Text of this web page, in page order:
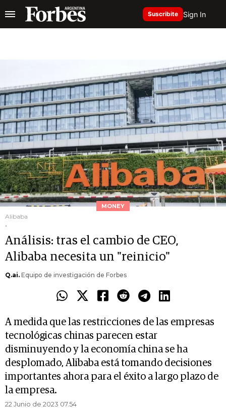
Suscribite Sign In
MONEY
Alibaba
.
Análisis: tras el cambio de CEO,
Alibaba necesita un "reinicio"
Q.ai. Equipo de investigación de Forbes
A medida que las restricciones de las empresas
tecnológicas chinas parecen estar
disminuyendo y la economía china se ha
desplomado, Alibaba está tomando decisiones
importantes ahora para el éxito a largo plazo de
la empresa.
22 Junio de 2023 07.54